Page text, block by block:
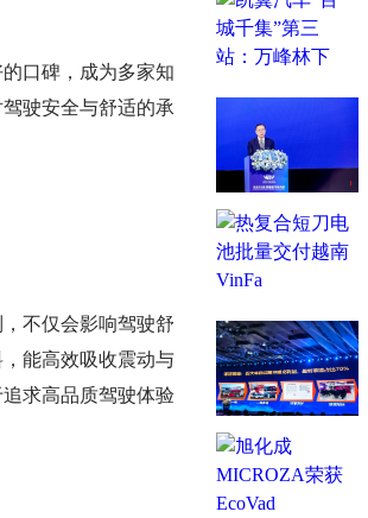
口碑，成为多家知
驶安全与舒适的承
不仅会影响驾驶舒
能高效吸收震动与
求高品质驾驶体验